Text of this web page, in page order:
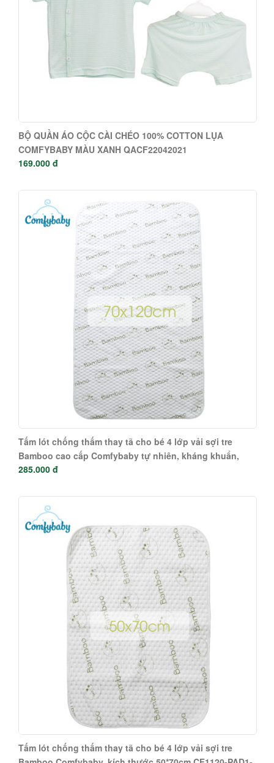
BỘ QUẦN ÁO CỘC CÀI CHÉO 100% COTTON LỤA
COMFYBABY MÀU XANH QACF22042021
169.000 đ
Tấm lót chống thấm thay tã cho bé 4 lớp vải sợi tre
Bamboo cao cấp Comfybaby tự nhiên, kháng khuẩn,
thoáng khí CF1120-PAD1-L
285.000 đ
Tấm lót chống thấm thay tã cho bé 4 lớp vải sợi tre